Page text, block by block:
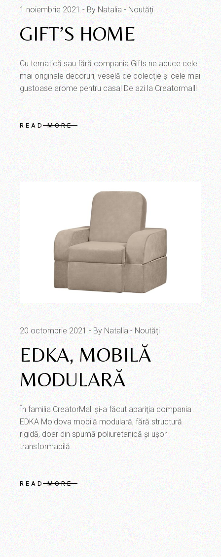
1 noiembrie 2021 By Natalia Noutăți
GIFT’S HOME
Cu tematică sau fără compania Gifts ne aduce cele
mai originale decoruri, veselă de colecţie şi cele mai
gustoase arome pentru casa! De azi la Creatormall!
READ MORE
20 octombrie 2021 By Natalia Noutăți
EDKA, MOBILĂ
MODULARĂ
În familia CreatorMall şi-a făcut apariţia compania
EDKA Moldova mobilă modulară, fără structură
rigidă, doar din spumă poliuretanică şi uşor
transformabilă.
READ MORE